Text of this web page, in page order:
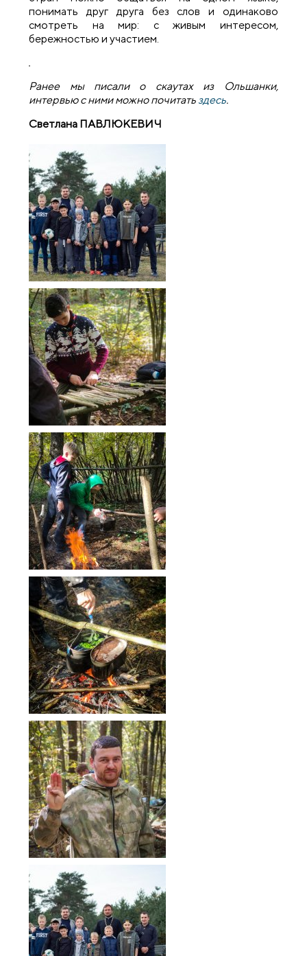
понимать друг друга без слов и одинаково
смотреть на мир: с живым интересом,
бережностью и участием.
Ранее мы писали о скаутах из Ольшанки,
интервью с ними можно почитатьздесь.
Светлана ПАВЛЮКЕВИЧ